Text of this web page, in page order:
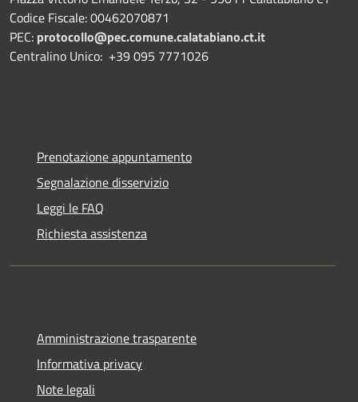
Codice Fiscale: 00462070871
PEC: protocollo@pec.comune.calatabiano.ct.it
Centralino Unico: +39 095 7771026
Prenotazione appuntamento
Segnalazione disservizio
Leggi le FAQ
Richiesta assistenza
Amministrazione trasparente
Informativa privacy
Note legali